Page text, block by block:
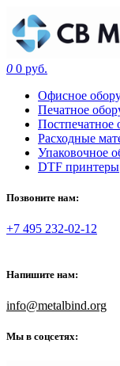
0 0 руб.
Офисное
Печатное
Постпечатное
Расходные
Упаковочное
DTF принтеры
Позвоните нам:
+7 495 232-02-12
Напишите нам:
info@metalbind.org
Мы в соцсетях: